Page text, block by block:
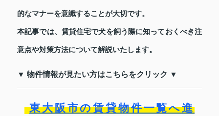
的なマナーを意識することが大切です。
本記事では、賃貸住宅で犬を飼う際に知っておくべき注
意点や対策方法について解説いたします。
▼ 物件情報が見たい方はこちらをクリック ▼
東大阪市の賃貸物件一覧へ進